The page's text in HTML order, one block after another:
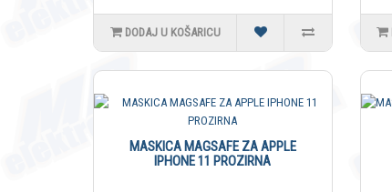
DODAJ U KOŠARICU
MASKICA MAGSAFE ZA APPLE
IPHONE 11 PROZIRNA